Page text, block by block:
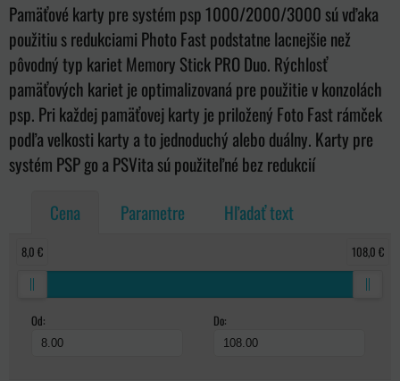
Pamäťové karty pre systém psp 1000/2000/3000 sú vďaka
použitiu s redukciami Photo Fast podstatne lacnejšie než
pôvodný typ kariet Memory Stick PRO Duo. Rýchlosť
pamäťových kariet je optimalizovaná pre použitie v konzolách
psp. Pri každej pamäťovej karty je priložený Foto Fast rámček
podľa velkosti karty a to jednoduchý alebo duálny. Karty pre
systém PSP go a PSVita sú použiteľné bez redukcií
Cena
Parametre Hľadať text
Od: Do:
8,0 € 108,0 €